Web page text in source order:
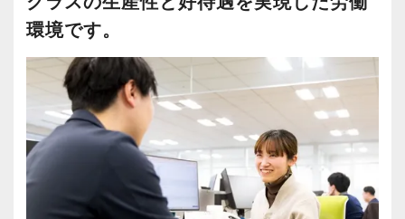
勤務日数が減っても、周囲の人がサポー
トします！
＜資格手当＞
在職中に税理士試験の科目合格をした場
合、資格手当を支給！
税法科目 １科目あたり１万円
会計科目 １科目あたり５，０００円
▼採用面接用プレゼン資料です。興味がある方
はご拝読ください
https://docs.google.com/presentation/d/
jpJvYFJyRwio1NrK6fOdN5rQYuGtB2S9M4/
▼エクセライクの世界観をドラクエ風に表現し
てみました。興味がある方はご拝読ください
https://docs.google.com/presentation/d/
トレスを抱えることなく、更には十分な報酬を
得ながら税理士試験にも精力的に取り組む事が
出来るようになりました。
弊社の売上高経常利益率は30％に達しており、
現在は悠然と事業を遂行できる体制が整ってい
ます。
その結果を受け2年連続でベースアップを行い、
全スタッフの報酬を2年間で160万円以上昇給し
環境です。